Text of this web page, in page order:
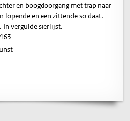
en boogdoorgang met trap naar
lopende en een zittende soldaat.
In vergulde sierlijst.